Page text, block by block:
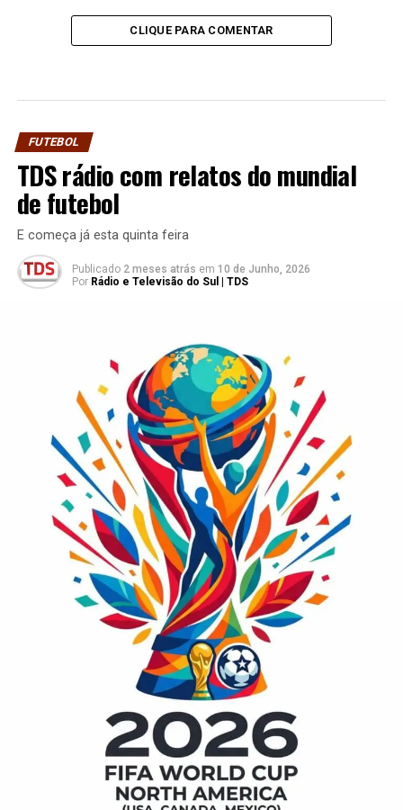
CLIQUE PARA COMENTAR
FUTEBOL
TDS rádio com relatos do mundial
de futebol
E começa já esta quinta feira
Publicado 2 meses atrás em 10 de Junho, 2026
Por Rádio e Televisão do Sul | TDS